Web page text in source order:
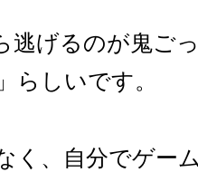
逃げるのが鬼ご
らしいです。
く、自分でゲー